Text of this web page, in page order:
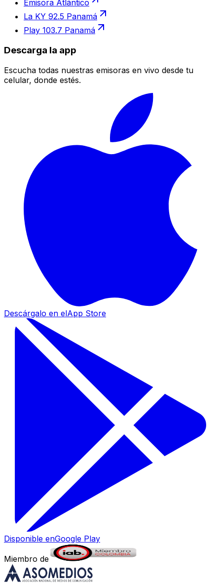
Emisora Atlántico
La KY 92.5 Panamá
Play 103.7 Panamá
Descarga la app
Escucha todas nuestras emisoras en vivo desde tu
celular, donde estés.
Descárgalo en elApp Store
Disponible enGoogle Play
Miembro de